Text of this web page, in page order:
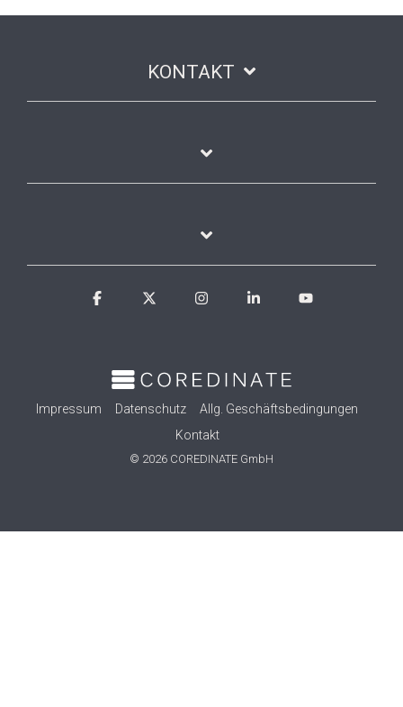
KONTAKT
Impressum Datenschutz
Allg. Geschäftsbedingungen
Kontakt
© 2026 COREDINATE GmbH
Facebook InstagramLinkedin